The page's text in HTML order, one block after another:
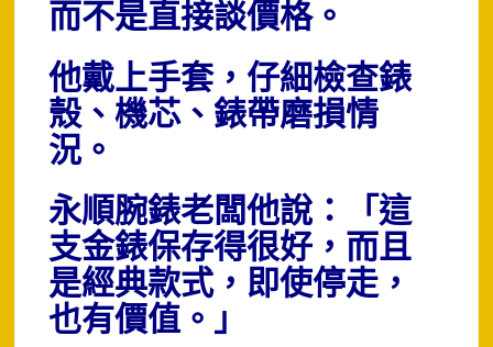
而不是直接談價格。
他戴上手套，仔細檢查錶
殼、機芯、錶帶磨損情
況。
永順腕錶老闆他說：「這
支金錶保存得很好，而且
是經典款式，即使停走，
也有價值。」